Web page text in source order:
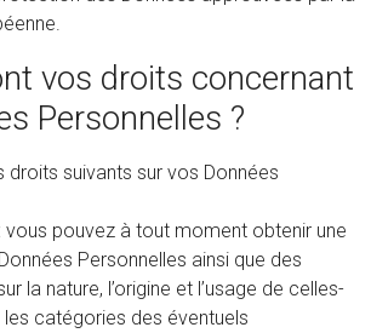
vos droits concernant
Personnelles ?
droits suivants sur vos Données
vous pouvez à tout moment obtenir une
Personnelles ainsi que des
la nature, l’origine et l’usage de celles-
les catégories des éventuels